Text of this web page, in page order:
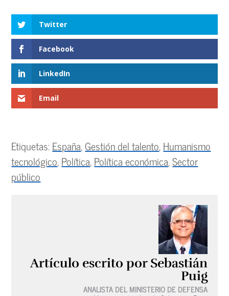
Twitter
Facebook
LinkedIn
Email
Etiquetas:España,Gestión del talento,Humanismo
tecnológico,Política,Política económica,Sector
público
Artículo escrito por Sebastián
Puig
ANALISTA DEL MINISTERIO DE DEFENSA